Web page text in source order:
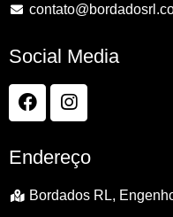
Social Media
Endereço
Bordados RL,